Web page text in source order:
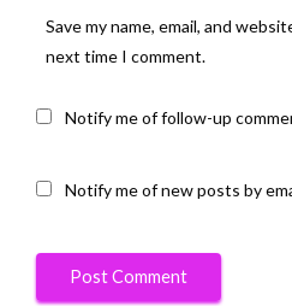
Save my name, email, and
next time I comment.
Notify me of follow-up
Notify me of new posts by